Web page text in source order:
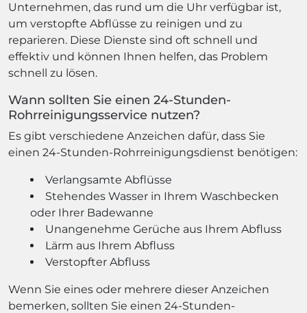
Unternehmen, das rund um die Uhr verfügbar ist,
um verstopfte Abflüsse zu reinigen und zu
reparieren. Diese Dienste sind oft schnell und
effektiv und können Ihnen helfen, das Problem
schnell zu lösen.
Wann sollten Sie einen 24-Stunden-
Rohrreinigungsservice nutzen?
Es gibt verschiedene Anzeichen dafür, dass Sie
einen 24-Stunden-Rohrreinigungsdienst benötigen:
Verlangsamte Abflüsse
Stehendes Wasser in Ihrem Waschbecken
oder Ihrer Badewanne
Unangenehme Gerüche aus Ihrem Abfluss
Lärm aus Ihrem Abfluss
Verstopfter Abfluss
Wenn Sie eines oder mehrere dieser Anzeichen
bemerken, sollten Sie einen 24-Stunden-